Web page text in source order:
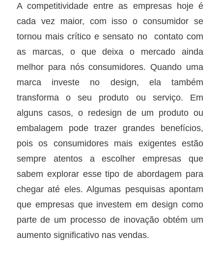
A competitividade entre as empresas hoje é
cada vez maior, com isso o consumidor se
tornou mais crítico e sensato no contato com
as marcas, o que deixa o mercado ainda
melhor para nós consumidores. Quando uma
marca investe no design, ela também
transforma o seu produto ou serviço. Em
alguns casos, o redesign de um produto ou
embalagem pode trazer grandes benefícios,
pois os consumidores mais exigentes estão
sempre atentos a escolher empresas que
sabem explorar esse tipo de abordagem para
chegar até eles. Algumas pesquisas apontam
que empresas que investem em design como
parte de um processo de inovação obtém um
aumento significativo nas vendas.